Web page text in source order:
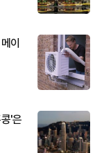
이
'은